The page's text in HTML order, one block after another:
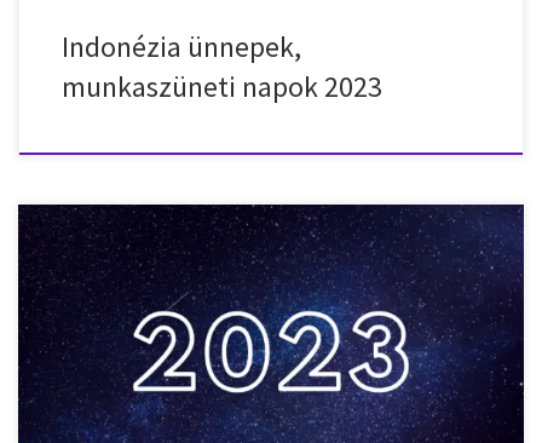
Indonézia ünnepek,
munkaszüneti napok 2023
Nemzeti ünnepek, munkaszüneti napok, ünnepnapok Dubaiban,
(Egyesült Arab Emírségek) 2023-ben. 2023. január 1. – vasárnap –
Újév 2023. április 20. – csütörtök – Eid al-Fitr 2023. április 21. –
péntek – Eid al-Fitr 2023. április 22. – szombat – Eid al-Fitr 2023.
április 23. – vasárnap – Eid al-Fitr 2023. […]